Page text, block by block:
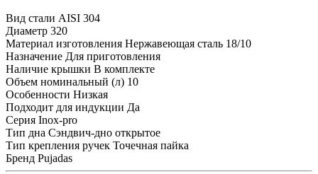
Вид стали AISI 304
Диаметр 320
Материал изготовления Нержавеющая сталь 18/10
Назначение Для приготовления
Наличие крышки В комплекте
Объем номинальный (л) 10
Особенности Низкая
Подходит для индукции Да
Серия Inox-pro
Тип дна Сэндвич-дно открытое
Тип крепления ручек Точечная пайка
Бренд Pujadas